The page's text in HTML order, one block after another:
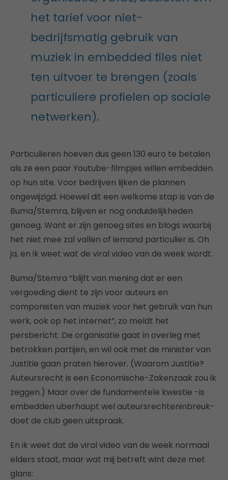
het tarief voor niet-
bedrijfsmatig gebruik van
muziek in embedded files niet
ten uitvoer te brengen (zoals
particuliere profielen op sociale
netwerken).
Particulieren hoeven dus geen 130 euro te betalen
als ze een paar Youtube-filmpjes willen embedden
op hun site. Voor bedrijven lijken de plannen
ongewijzigd. Hoewel dit een welkome stap is van de
Buma/Stemra, blijven er nog onduidelijkheden
genoeg. Want er zijn genoeg sites en blogs waarbij
het niet mee zal vallen of iemand particulier is. Oh
ja, en ik weet wat de viral video van de week wordt.
Buma/Stemra “blijft van mening dat er een
vergoeding dient te zijn voor auteurs en
componisten van muziek voor het gebruik van hun
werk, ook op het internet”, zo meldt het
persbericht. De organisatie gaat in overleg met
betrokken partijen, en wil ook met de minister van
Justitie gaan praten hierover. (Waarom Justitie?
Auteursrecht is een Economische-Zakenzaak zou ik
zeggen.) Maar over de fundamentele kwestie -is
embedden uberhaupt wel auteursrechteninbreuk-
doet de club geen uitspraak.
En ik weet dat de viral video van de week normaal
elders staat, maar wat mij betreft wint deze met
glans: